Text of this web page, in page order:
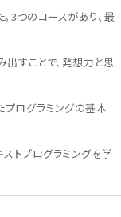
3つのコースがあり、最
すことで、発想力と思
プログラミングの基本
トプログラミングを学